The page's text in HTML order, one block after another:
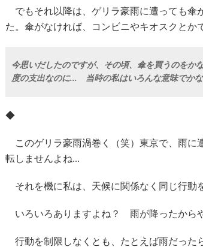
でもそれ以降は、ゲリラ豪雨に遭っても傘
た。傘がなければ、コンビニやキオスクとか
今思いだしたのですが、その頃、傘を買うのをか
度の支出なのに... 当時の私はいろんな意味でか
◆
このゲリラ豪雨渦巻く（笑）東京で、雨に
転しませんよね...
それを機に私は、天候に関係なく同じ行動
いろいろありますよね？ 雨が降ったから
行動を制限しなくとも、たとえば雨だった